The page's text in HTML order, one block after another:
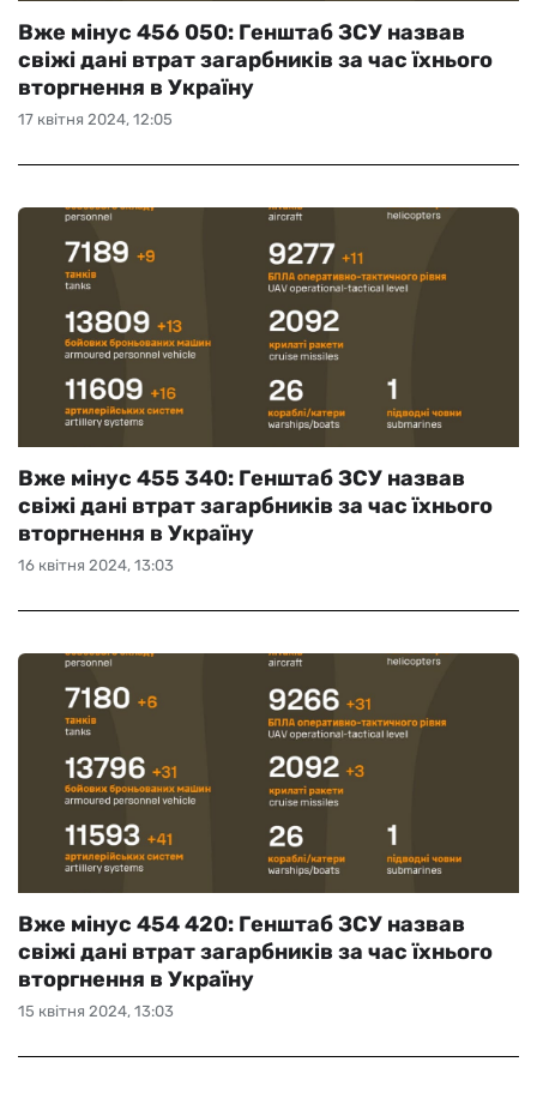
17 квітня 2024, 12:05
Вже мінус 456 050: Генштаб ЗСУ назвав
свіжі дані втрат загарбників за час їхнього
вторгнення в Україну
16 квітня 2024, 13:03
Вже мінус 455 340: Генштаб ЗСУ назвав
свіжі дані втрат загарбників за час їхнього
вторгнення в Україну
15 квітня 2024, 13:03
Вже мінус 454 420: Генштаб ЗСУ назвав
свіжі дані втрат загарбників за час їхнього
вторгнення в Україну